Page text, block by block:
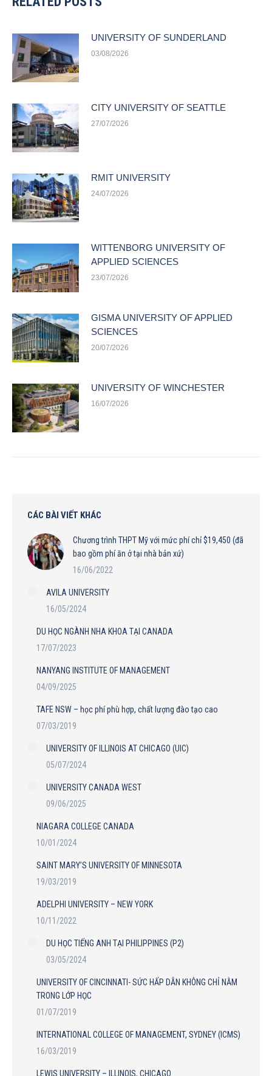
UNIVERSITY OF SUNDERLAND
03/08/2026
CITY UNIVERSITY OF SEATTLE
27/07/2026
RMIT UNIVERSITY
24/07/2026
WITTENBORG UNIVERSITY OF
APPLIED SCIENCES
23/07/2026
GISMA UNIVERSITY OF APPLIED
SCIENCES
20/07/2026
UNIVERSITY OF WINCHESTER
16/07/2026
CÁC BÀI VIẾT KHÁC
Chương trình THPT Mỹ với mức phí chỉ $19,450 (đã
bao gồm phí ăn ở tại nhà bản xứ)
16/06/2022
AVILA UNIVERSITY
16/05/2024
DU HỌC NGÀNH NHA KHOA TẠI CANADA
17/07/2023
NANYANG INSTITUTE OF MANAGEMENT
04/09/2025
TAFE NSW – học phí phù hợp, chất lượng đào tạo cao
07/03/2019
UNIVERSITY OF ILLINOIS AT CHICAGO (UIC)
05/07/2024
UNIVERSITY CANADA WEST
09/06/2025
NIAGARA COLLEGE CANADA
10/01/2024
SAINT MARY’S UNIVERSITY OF MINNESOTA
19/03/2019
ADELPHI UNIVERSITY – NEW YORK
10/11/2022
DU HỌC TIẾNG ANH TẠI PHILIPPINES (P2)
03/05/2024
UNIVERSITY OF CINCINNATI- SỨC HẤP DẪN KHÔNG CHỈ NẰM
TRONG LỚP HỌC
01/07/2019
INTERNATIONAL COLLEGE OF MANAGEMENT, SYDNEY (ICMS)
16/03/2019
LEWIS UNIVERSITY – ILLINOIS, CHICAGO